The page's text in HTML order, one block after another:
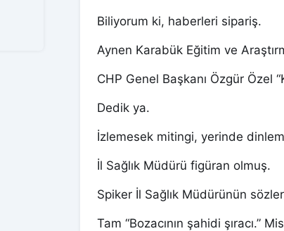
Biliyorum ki, haberleri sipariş.
Aynen Karabük Eğitim ve
CHP Genel Başkanı Özgür Özel
Dedik ya.
İzlemesek mitingi, yerinde
İl Sağlık Müdürü figüran olmuş.
Spiker İl Sağlık Müdürünün
Tam “Bozacının şahidi şıracı.”